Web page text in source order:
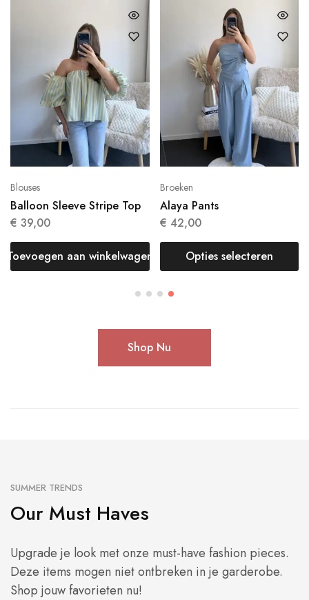
Blouses
Balloon Sleeve Stripe Top
€ 39,00
Toevoegen aan winkelwagen
Broeken
Alaya Pants
€ 42,00
Opties selecteren
Shop Nu
SUMMER TRENDS
Our Must Haves
Upgrade je look met onze must-have fashion pieces.
Deze items mogen niet ontbreken in je garderobe.
Shop jouw favorieten nu!